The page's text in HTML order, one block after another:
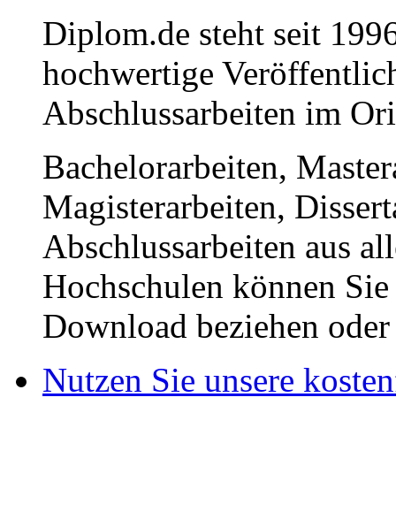
Diplom.de steht seit
hochwertige
Abschlussarbeiten im
Bachelorarbeiten,
Magisterarbeiten,
Abschlussarbeiten aus
Hochschulen können
Download beziehen
Nutzen Sie unsere